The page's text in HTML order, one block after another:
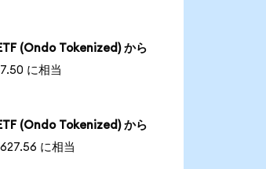
(Ondo Tokenized) から
に相当
(Ondo Tokenized) から
に相当